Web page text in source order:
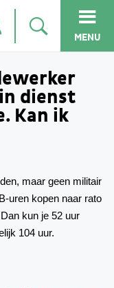
MENU
dienst
Kan ik
maar geen militair
uren kopen naar rato
kun je 52 uur
104 uur.